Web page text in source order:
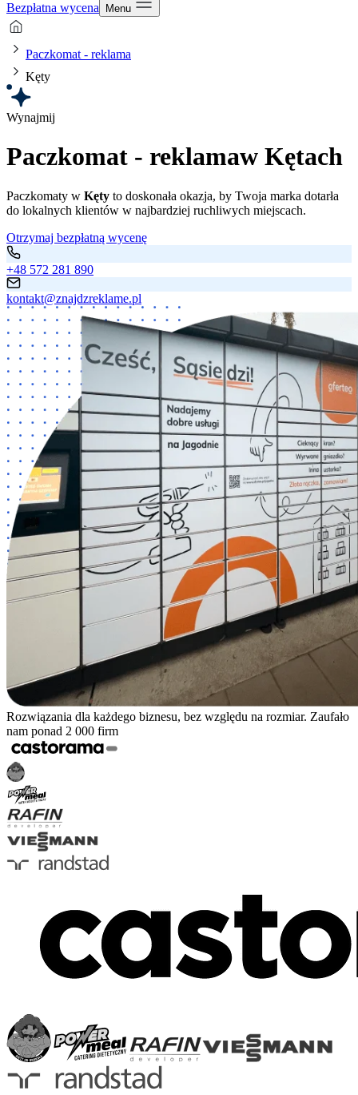
Bezpłatna wycena Menu
Paczkomat - reklama
Kęty
Wynajmij
Paczkomat - reklamaw Kętach
Paczkomaty w Kęty to doskonała okazja, by Twoja marka dotarła
do lokalnych klientów w najbardziej ruchliwych miejscach.
Otrzymaj bezpłatną wycenę
+48 572 281 890
kontakt@znajdzreklame.pl
Rozwiązania dla każdego biznesu, bez względu na rozmiar. Zaufało
nam ponad 2 000 firm